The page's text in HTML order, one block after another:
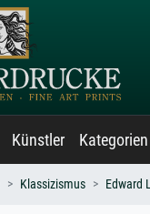
Künstler Kategorien
Klassizismus Edward